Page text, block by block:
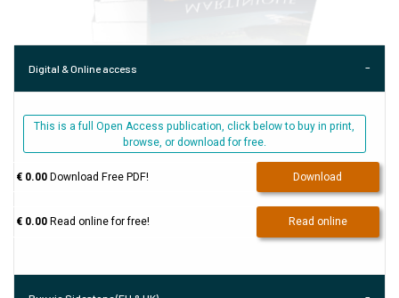
Digital & Online access
This is a full Open Access publication, click below to buy in print,
browse, or download for free.
€ 0.00Download Free PDF! Download
€ 0.00Read online for free! Read online